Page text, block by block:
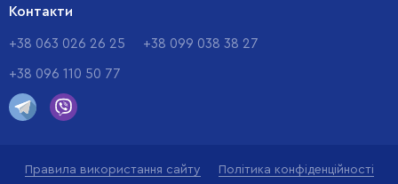
Контакти
+38 063 026 26 25 +38 099 038 38 27
+38 096 110 50 77
Правила використання сайту Політика конфіденційності